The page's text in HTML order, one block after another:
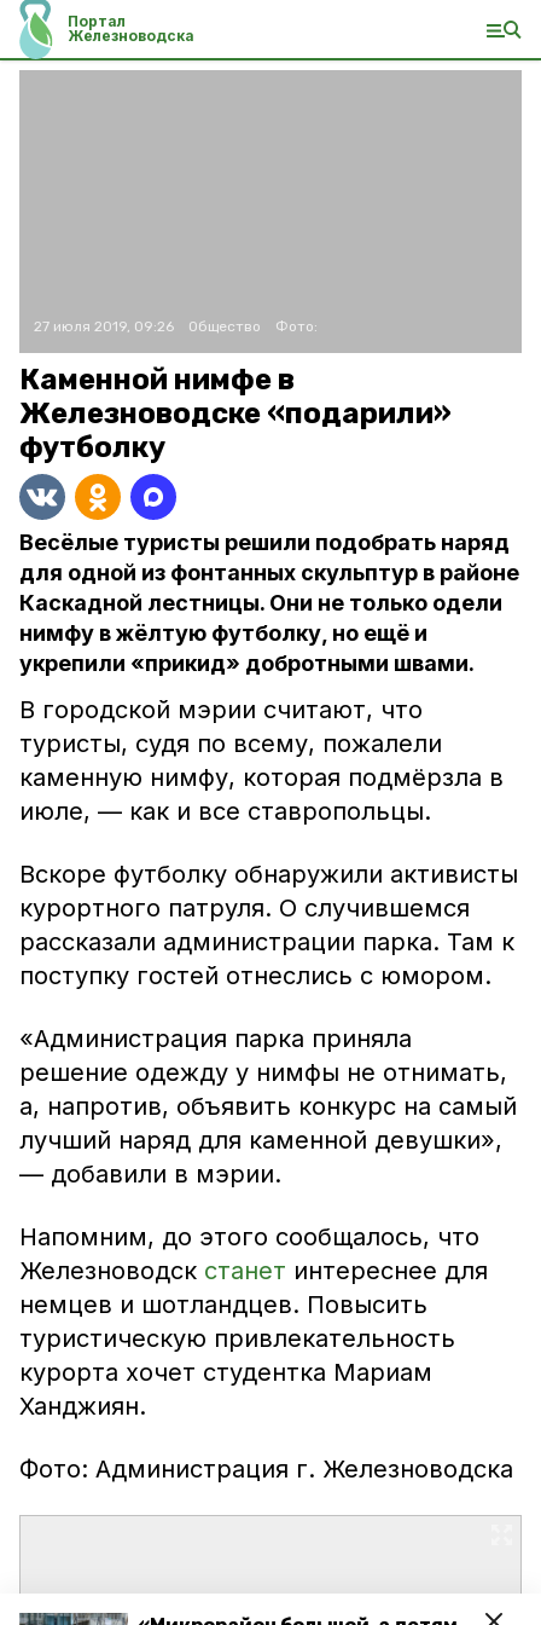
Портал
Железноводска
27 июля 2019, 09:26 Общество Фото:
Каменной нимфе в
Железноводске «подарили»
футболку
Весёлые туристы решили подобрать наряд
для одной из фонтанных скульптур в районе
Каскадной лестницы. Они не только одели
нимфу в жёлтую футболку, но ещё и
укрепили «прикид» добротными швами.
В городской мэрии считают, что
туристы, судя по всему, пожалели
каменную нимфу, которая подмёрзла в
июле, — как и все ставропольцы.
Вскоре футболку обнаружили активисты
курортного патруля. О случившемся
рассказали администрации парка. Там к
поступку гостей отнеслись с юмором.
«Администрация парка приняла
решение одежду у нимфы не отнимать,
а, напротив, объявить конкурс на самый
лучший наряд для каменной девушки»,
— добавили в мэрии.
Напомним, до этого сообщалось, что
Железноводск станет интереснее для
немцев и шотландцев. Повысить
туристическую привлекательность
курорта хочет студентка Мариам
Ханджиян.
Фото: Администрация г. Железноводска